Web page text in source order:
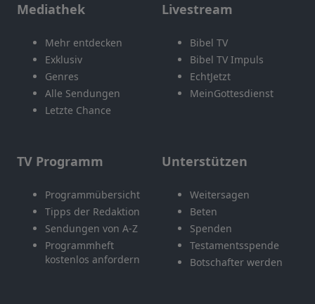
Mediathek
Mehr entdecken
Exklusiv
Genres
Alle Sendungen
Letzte Chance
Livestream
Bibel TV
Bibel TV Impuls
EchtJetzt
MeinGottesdienst
TV Programm
Programmübersicht
Tipps der Redaktion
Sendungen von A-Z
Programmheft
kostenlos anfordern
Unterstützen
Weitersagen
Beten
Spenden
Testamentsspende
Botschafter werden